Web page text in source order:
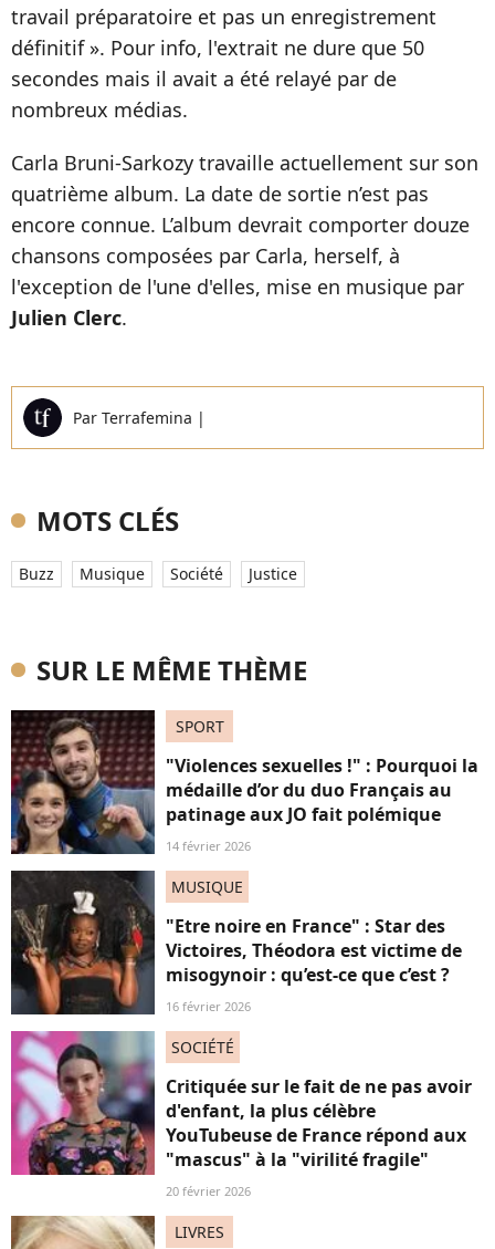
travail préparatoire et pas un enregistrement
définitif ». Pour info, l'extrait ne dure que 50
secondes mais il avait a été relayé par de
nombreux médias.
Carla Bruni-Sarkozy travaille actuellement sur son
quatrième album. La date de sortie n’est pas
encore connue. L’album devrait comporter douze
chansons composées par Carla, herself, à
l'exception de l'une d'elles, mise en musique par
Julien Clerc.
Par Terrafemina |
MOTS CLÉS
Buzz Musique Société Justice
SUR LE MÊME THÈME
SPORT
"Violences sexuelles !" : Pourquoi la
médaille d’or du duo Français au
patinage aux JO fait polémique
14 février 2026
MUSIQUE
"Etre noire en France" : Star des
Victoires, Théodora est victime de
misogynoir : qu’est-ce que c’est ?
16 février 2026
SOCIÉTÉ
Critiquée sur le fait de ne pas avoir
d'enfant, la plus célèbre
YouTubeuse de France répond aux
"mascus" à la "virilité fragile"
20 février 2026
LIVRES